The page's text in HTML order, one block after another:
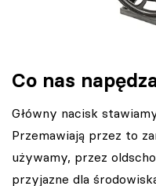
Co nas
Główny nacisk
Przemawiają przez to
używamy, przez
przyjazne dla